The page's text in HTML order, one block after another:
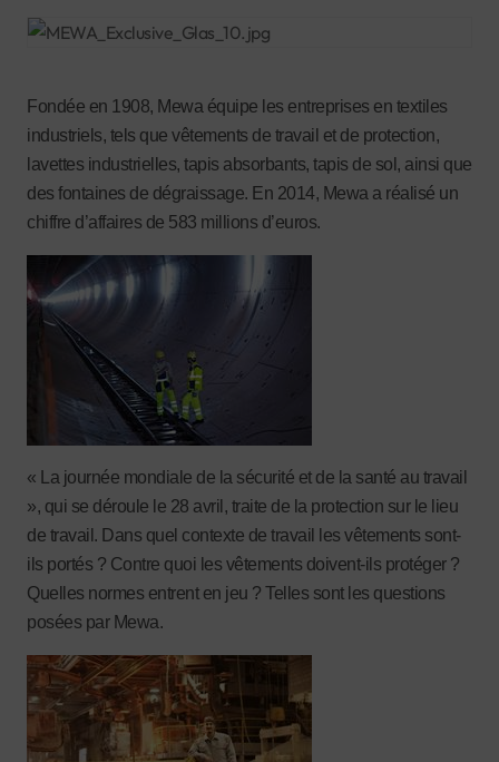
Fondée en 1908, Mewa équipe les entreprises en textiles
industriels, tels que vêtements de travail et de protection,
lavettes industrielles, tapis absorbants, tapis de sol, ainsi que
des fontaines de dégraissage. En 2014, Mewa a réalisé un
chiffre d’affaires de 583 millions d’euros.
« La journée mondiale de la sécurité et de la santé au travail
», qui se déroule le 28 avril, traite de la protection sur le lieu
de travail. Dans quel contexte de travail les vêtements sont-
ils portés ? Contre quoi les vêtements doivent-ils protéger ?
Quelles normes entrent en jeu ? Telles sont les questions
posées par Mewa.